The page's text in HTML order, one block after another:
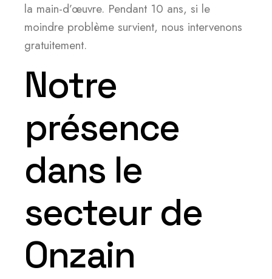
la main-d’œuvre. Pendant 10 ans, si le
moindre problème survient, nous intervenons
gratuitement.
Notre
présence
dans le
secteur de
Onzain